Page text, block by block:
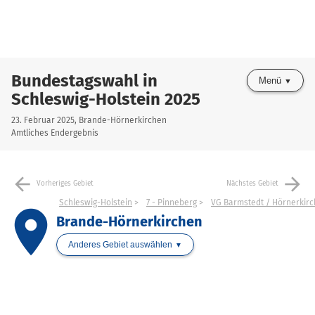
Bundestagswahl in
Schleswig-Holstein 2025
23. Februar 2025, Brande-Hörnerkirchen
Amtliches Endergebnis
Menü
arrow_back Vorheriges Gebiet Nächstes Gebiet arrow_forward
place
Schleswig-Holstein 7 - Pinneberg VG Barmstedt /
Brande-Hörnerkirchen
Anderes Gebiet auswählen